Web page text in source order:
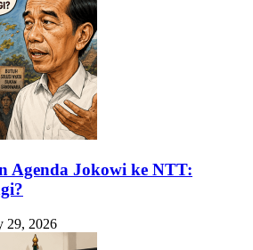
Agenda Jokowi ke NTT:
29, 2026